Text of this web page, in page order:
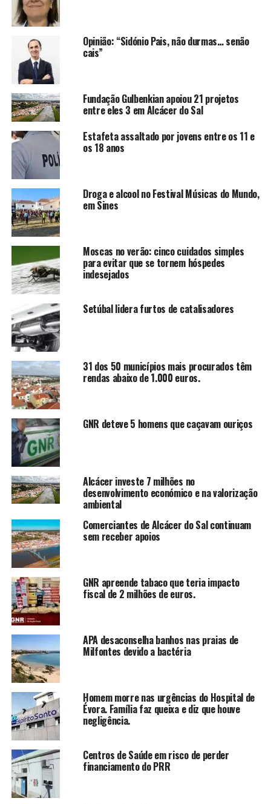
Opinião: “Sidónio Pais, não durmas… senão
cais”
Fundação Gulbenkian apoiou 21 projetos
entre eles 3 em Alcácer do Sal
Estafeta assaltado por jovens entre os 11 e
os 18 anos
Droga e alcool no Festival Músicas do Mundo,
em Sines
Moscas no verão: cinco cuidados simples
para evitar que se tornem hóspedes
indesejados
Setúbal lidera furtos de catalisadores
31 dos 50 municípios mais procurados têm
rendas abaixo de 1.000 euros.
GNR deteve 5 homens que caçavam ouriços
Alcácer investe 7 milhões no
desenvolvimento económico e na valorização
ambiental
Comerciantes de Alcácer do Sal continuam
sem receber apoios
GNR apreende tabaco que teria impacto
fiscal de 2 milhões de euros.
APA desaconselha banhos nas praias de
Milfontes devido a bactéria
Homem morre nas urgências do Hospital de
Évora. Família faz queixa e diz que houve
negligência.
Centros de Saúde em risco de perder
financiamento do PRR